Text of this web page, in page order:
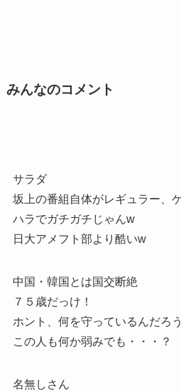
みんなのコメント
サラダ
坂上の番組自体がレギュラー、
ハラでガチガチじゃんw
日大アメフト部より酷いw
中国・韓国とは国交断絶
７５歳だっけ！
ホント、何を守っているんだろ
この人も何か弱みでも・・・？
名無しさん